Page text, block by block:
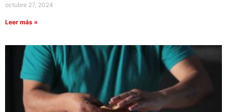
octubre 27, 2024
Leer más »